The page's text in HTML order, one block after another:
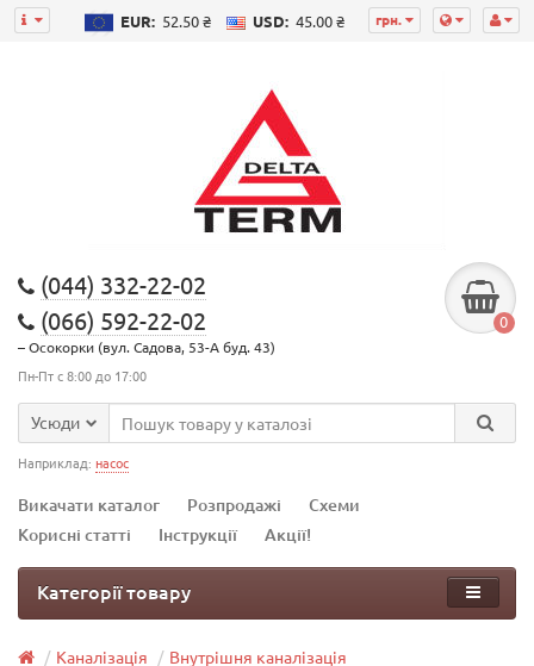
грн.
EUR: 52.50 ₴ USD: 45.00 ₴
(044) 332-22-02
(066) 592-22-02
– Осокорки (вул. Садова, 53-А буд. 43)
Пн-Пт с 8:00 до 17:00
0
Усюди
Наприклад: насос
Викачати каталог Розпродажі
Схеми
Корисні статті
Інструкції Акції!
Категорії товару
Каналізація
Внутрішня каналізація